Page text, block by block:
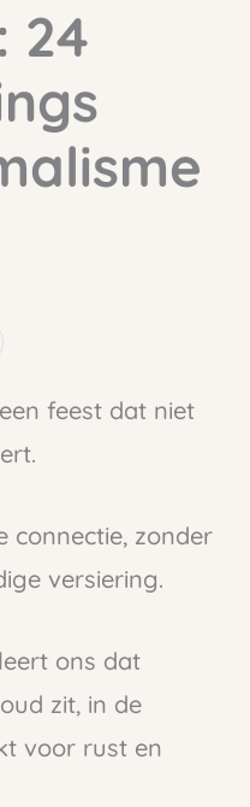
24
feest dat niet
connectie, zonder
versiering.
ons dat
zit, in de
voor rust en